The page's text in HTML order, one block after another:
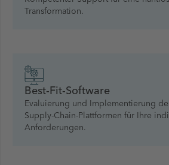
Transformation.
Best-Fit-Software
Evaluierung und Implementierung
Supply-Chain-Plattformen für Ihre
Anforderungen.